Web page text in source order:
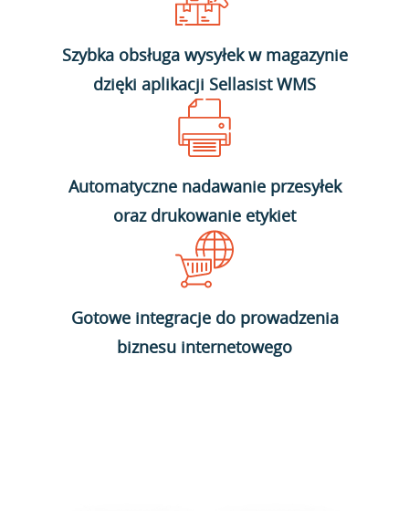
Szybka obsługa wysyłek w magazynie
dzięki aplikacji Sellasist WMS
Automatyczne nadawanie przesyłek
oraz drukowanie etykiet
Gotowe integracje do prowadzenia
biznesu internetowego